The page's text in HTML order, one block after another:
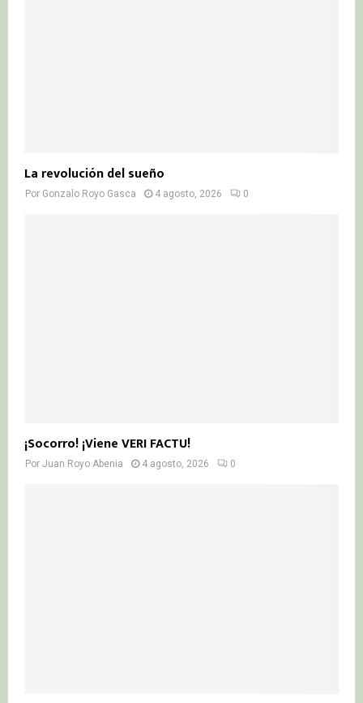
La revolución del sueño
Por Gonzalo Royo Gasca 4 agosto, 2026 0
¡Socorro! ¡Viene VERI FACTU!
Por Juan Royo Abenia 4 agosto, 2026 0